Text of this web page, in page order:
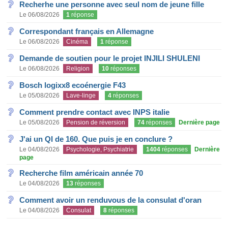
Recherhe une personne avec seul nom de jeune fille
Le 06/08/2026 1 réponse
Correspondant français en Allemagne
Le 06/08/2026 Cinéma 1 réponse
Demande de soutien pour le projet INJILI SHULENI
Le 06/08/2026 Religion 10 réponses
Bosch logixx8 ecoénergie F43
Le 05/08/2026 Lave-linge 4 réponses
Comment prendre contact avec INPS italie
Le 05/08/2026 Pension de réversion 74 réponses Dernière page
J'ai un QI de 160. Que puis je en conclure ?
Le 04/08/2026 Psychologie, Psychiatrie 1404 réponses
Dernière
page
Recherche film américain année 70
Le 04/08/2026 13 réponses
Comment avoir un renduvous de la consulat d'oran
Le 04/08/2026 Consulat 8 réponses